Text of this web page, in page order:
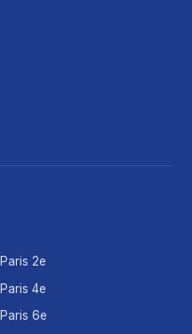
Paris 2e
Paris 4e
Paris 6e